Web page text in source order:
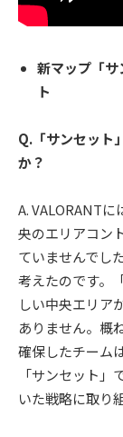
新マップ「
ト
Q.「サンセット
か？
A. VALORANT
央のエリアコン
ていませんでし
考えたのです。
しい中央エリア
ありません。概
確保したチーム
「サンセット
いた戦略に取り